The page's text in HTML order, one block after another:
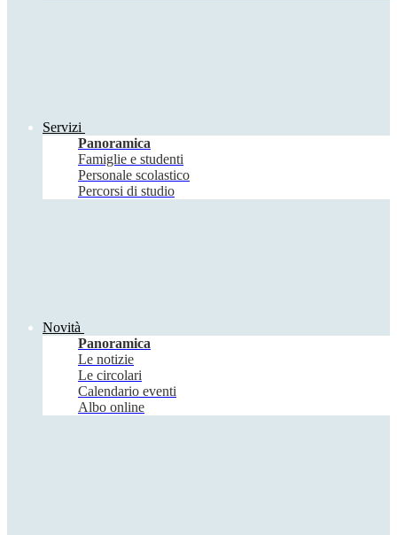
Servizi
Panoramica
Famiglie e studenti
Personale scolastico
Percorsi di studio
Novità
Panoramica
Le notizie
Le circolari
Calendario eventi
Albo online